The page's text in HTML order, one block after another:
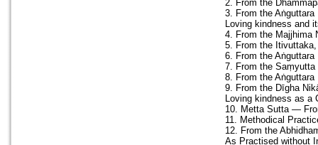
2. From the
3. From the
Loving kindness and
4. From the Majjhima
5. From the
6. From the
7. From the
8. From the
9. From the Dīgha
Loving kindness as a
10. Metta Sutta —
11. Methodical
12. From the
As Practised without